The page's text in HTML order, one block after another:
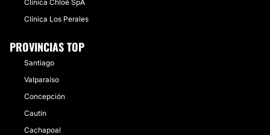
Clínica Chloé SpA
Clínica Los Perales
PROVINCIAS TOP
Santiago
Valparaíso
Concepción
Cautín
Cachapoal